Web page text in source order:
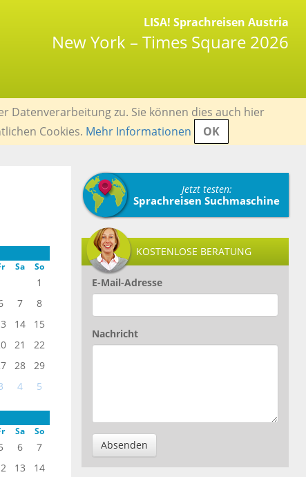
LISA! Sprachreisen Austria
New York – Times Square 2026
Datenverarbeitung zu. Sie können dies auch hier
Cookies. Mehr Informationen OK
Sa So
1
7
8
14
15
21
22
28
29
4 5
Sa So
6
7
13
14
Jetzt testen:
Sprachreisen Suchmaschine
KOSTENLOSE BERATUNG
E-Mail-Adresse
Nachricht
Absenden